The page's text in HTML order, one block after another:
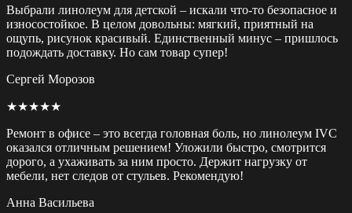
Выбрали линолеум для детской – искали что-то безопасное и
износостойкое. В целом довольны: мягкий, приятный на
ощупь, рисунок красивый. Единственный минус – пришлось
подождать доставку. Но сам товар супер!
Сергей Морозов
★★★★★
Ремонт в офисе – это всегда головная боль, но линолеум IVC
оказался отличным решением! Уложили быстро, смотрится
дорого, а ухаживать за ним просто. Держит нагрузку от
мебели, нет следов от стульев. Рекомендую!
Анна Васильева